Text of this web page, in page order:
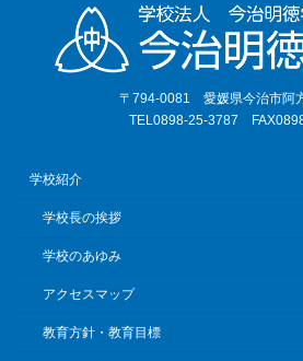
〒794-0081 愛媛県今治市阿
TEL0898-25-3787
学校紹介
学校長の挨拶
学校のあゆみ
アクセスマップ
教育方針・教育目標